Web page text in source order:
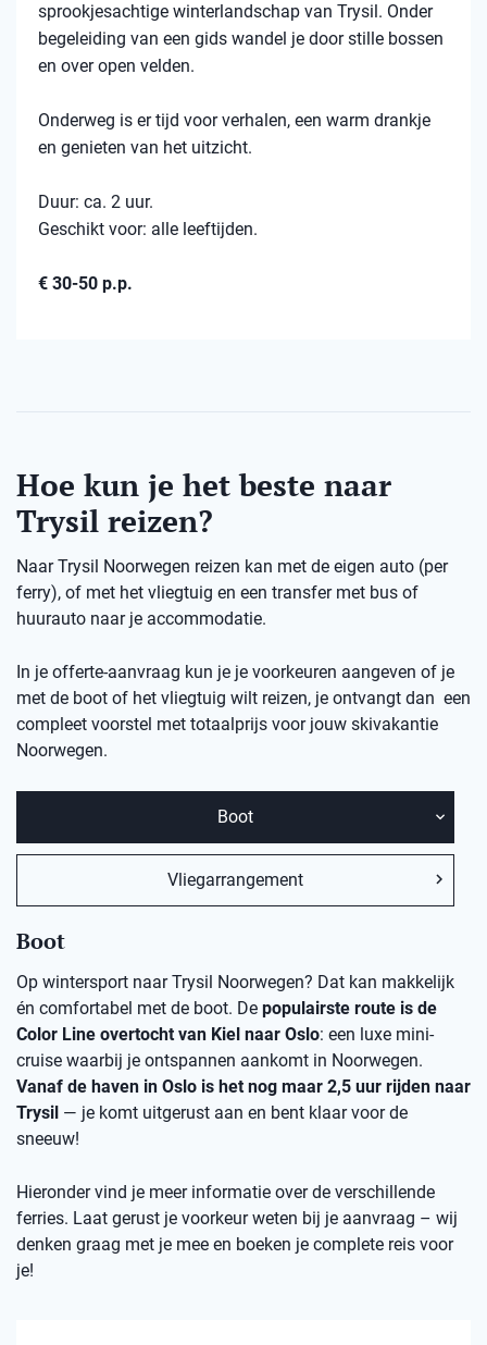
sprookjesachtige winterlandschap van Trysil. Onder
begeleiding van een gids wandel je door stille bossen
en over open velden.
Onderweg is er tijd voor verhalen, een warm drankje
en genieten van het uitzicht.
Duur: ca. 2 uur.
Geschikt voor: alle leeftijden.
€ 30-50 p.p.
Hoe kun je het beste naar
Trysil reizen?
Naar Trysil Noorwegen reizen kan met de eigen auto (per
ferry), of met het vliegtuig en een transfer met bus of
huurauto naar je accommodatie.
In je offerte-aanvraag kun je je voorkeuren aangeven of je
met de boot of het vliegtuig wilt reizen, je ontvangt dan een
compleet voorstel met totaalprijs voor jouw skivakantie
Noorwegen.
Boot
Vliegarrangement
Boot
Op wintersport naar Trysil Noorwegen? Dat kan makkelijk
én comfortabel met de boot. De populairste route is de
Color Line overtocht van Kiel naar Oslo: een luxe mini-
cruise waarbij je ontspannen aankomt in Noorwegen.
Vanaf de haven in Oslo is het nog maar 2,5 uur rijden naar
Trysil — je komt uitgerust aan en bent klaar voor de
sneeuw!
Hieronder vind je meer informatie over de verschillende
ferries. Laat gerust je voorkeur weten bij je aanvraag – wij
denken graag met je mee en boeken je complete reis voor
je!